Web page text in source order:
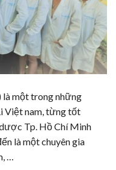
là một trong những
Việt nam, từng tốt
Tp. Hồ Chí Minh
là một chuyên gia
…